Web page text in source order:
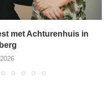
met Achturenhuis in